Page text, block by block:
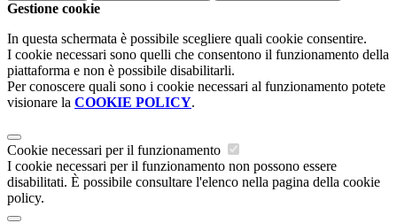
Gestione cookie
In questa schermata è possibile scegliere quali cookie consentire.
I cookie necessari sono quelli che consentono il funzionamento della
piattaforma e non è possibile disabilitarli.
Per conoscere quali sono i cookie necessari al funzionamento potete
visionare la COOKIE POLICY.
Cookie necessari per il funzionamento
I cookie necessari per il funzionamento non possono essere
disabilitati. È possibile consultare l'elenco nella pagina della cookie
policy.